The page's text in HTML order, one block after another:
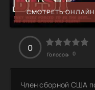
СМОТРЕТЬ ОНЛАЙН
0
Голосов: 0
Член сборной США